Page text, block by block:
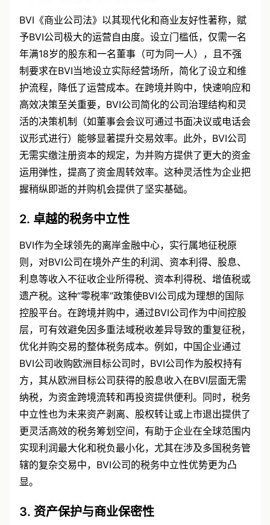
BVI《商业公司法》以其现代化和商业友好性著称，赋
予BVI公司极大的运营自由度。设立门槛低，仅需一名
年满18岁的股东和一名董事（可为同一人），且不强
制要求在BVI当地设立实际经营场所，简化了设立和维
护流程，降低了运营成本。在跨境并购中，快速响应和
高效决策至关重要，BVI公司简化的公司治理结构和灵
活的决策机制（如董事会会议可通过书面决议或电话会
议形式进行）能够显著提升交易效率。此外，BVI公司
无需实缴注册资本的规定，为并购方提供了更大的资金
运用弹性，提高了资金周转效率。这种灵活性为企业把
握稍纵即逝的并购机会提供了坚实基础。
2. 卓越的税务中立性
BVI作为全球领先的离岸金融中心，实行属地征税原
则，对BVI公司在境外产生的利润、资本利得、股息、
利息等收入不征收企业所得税、资本利得税、增值税或
遗产税。这种“零税率”政策使BVI公司成为理想的国际
控股平台。在跨境并购中，通过BVI公司作为中间控股
层，可有效避免因多重法域税收差异导致的重复征税，
优化并购交易的整体税务成本。例如，中国企业通过
BVI公司收购欧洲目标公司时，BVI公司作为股权持有
方，其从欧洲目标公司获得的股息收入在BVI层面无需
纳税，为资金跨境流转和再投资提供便利。同时，税务
中立性也为未来资产剥离、股权转让或上市退出提供了
更灵活高效的税务筹划空间，有助于企业在全球范围内
实现利润最大化和税负最小化，尤其在涉及多国税务管
辖的复杂交易中，BVI公司的税务中立性优势更为凸
显。
3. 资产保护与商业保密性